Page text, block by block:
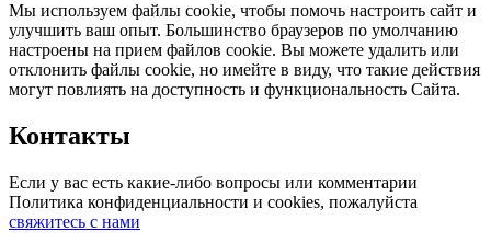
Мы используем файлы cookie, чтобы помочь настроить сайт и
улучшить ваш опыт. Большинство браузеров по умолчанию
настроены на прием файлов cookie. Вы можете удалить или
отклонить файлы cookie, но имейте в виду, что такие действия
могут повлиять на доступность и функциональность Сайта.
Контакты
Если у вас есть какие-либо вопросы или комментарии
Политика конфиденциальности и cookies, пожалуйста
свяжитесь с нами